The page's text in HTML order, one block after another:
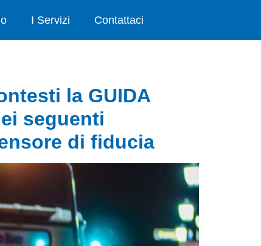
I Servizi Contattaci
la GUIDA
seguenti
di fiducia